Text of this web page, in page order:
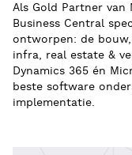
Als Gold Partner
Business Central
ontworpen: de
infra, real estate &
Dynamics 365 én
beste software
implementatie.